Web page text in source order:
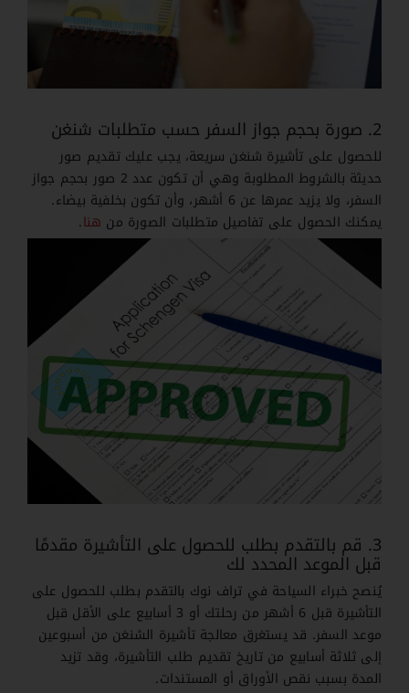
2. صورة بحجم جواز السفر حسب متطلبات شنغن
للحصول على تأشيرة شنغن سريعة، يجب عليك تقديم صور
حديثة بالشروط المطلوبة وهي أن تكون عدد 2 صور بحجم جواز
السفر، ولا يزيد عمرها عن 6 أشهر، وأن تكون بخلفية بيضاء.
يمكنك الحصول على تفاصيل متطلبات الصورة من هنا.
3. قم بالتقدم بطلب للحصول على التأشيرة مقدمًا
قبل الموعد المحدد لك
يُنصح خبراء السياحة في تراف نوك بالتقدم بطلب للحصول على
التأشيرة قبل 6 أشهر من رحلتك أو 3 أسابيع على الأقل قبل
موعد السفر. قد يستغرق معالجة تأشيرة الشنغن من أسبوعين
إلى ثلاثة أسابيع من تاريخ تقديم طلب التأشيرة، وقد تزيد
المدة بسبب نقص الأوراق أو المستندات.